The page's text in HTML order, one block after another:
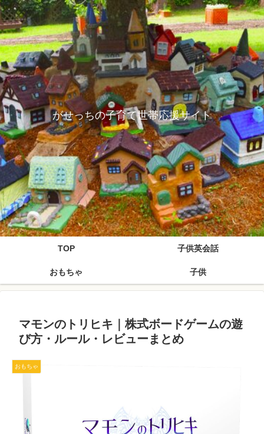
がせっちの子育て世帯応援サイト
TOP 子供英会話
おもちゃ 子供
マモンのトリヒキ｜株式ボードゲームの遊
び方・ルール・レビューまとめ
おもちゃ